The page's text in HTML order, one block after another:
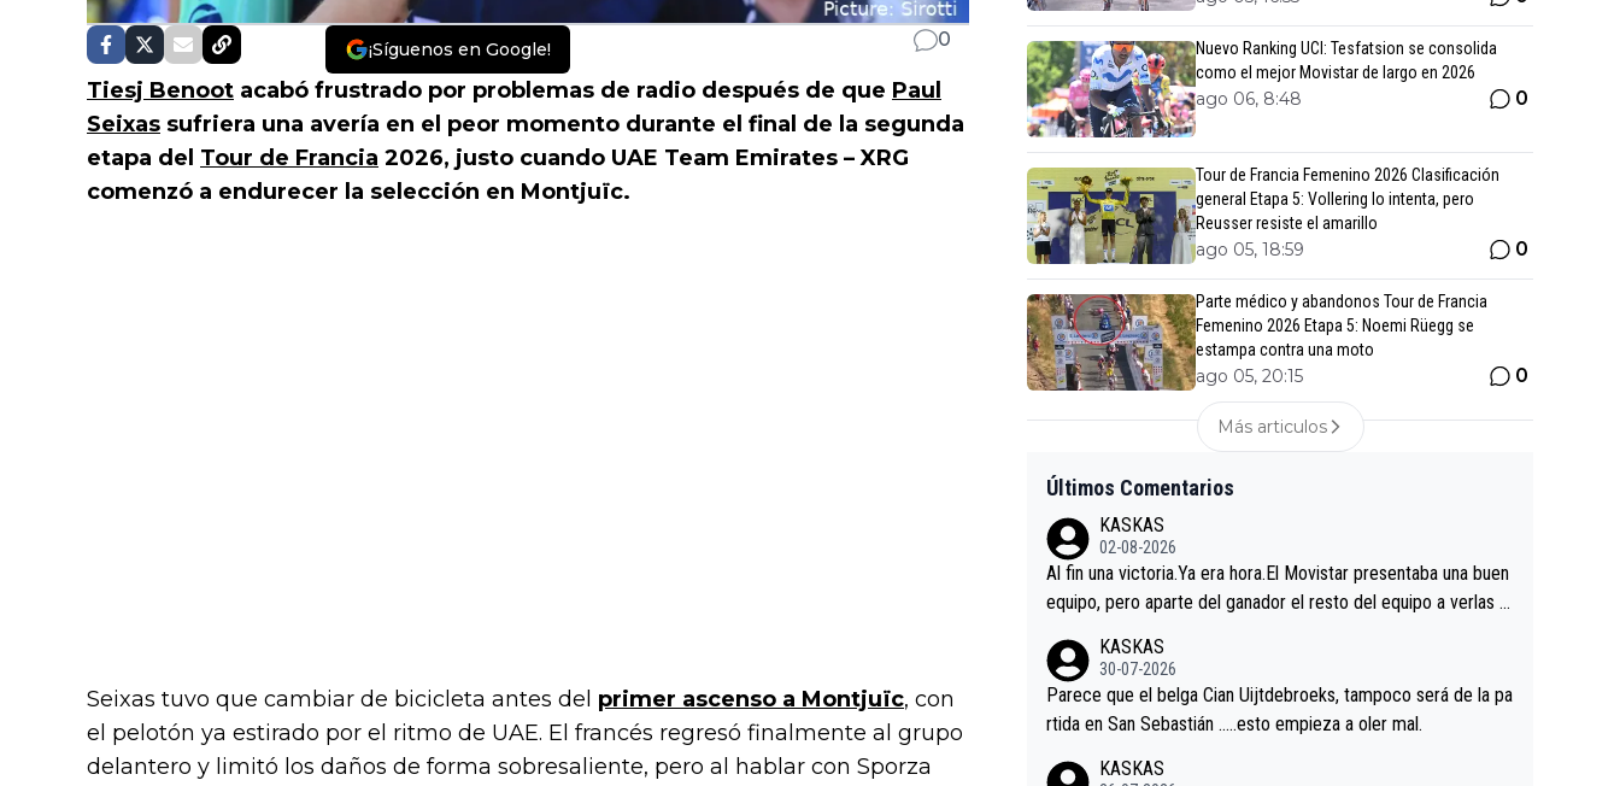
¡Síguenos en Google! 0
Tiesj Benoot acabó frustrado por problemas de radio después de que Paul
Seixas sufriera una avería en el peor momento durante el final de la segunda
etapa del Tour de Francia 2026, justo cuando UAE Team Emirates – XRG
comenzó a endurecer la selección en Montjuïc.
Seixas tuvo que cambiar de bicicleta antes del primer ascenso a Montjuïc, con
el pelotón ya estirado por el ritmo de UAE. El francés regresó finalmente al grupo
delantero y limitó los daños de forma sobresaliente, pero al hablar con Sporza
Nuevo Ranking UCI: Tesfatsion se consolida
como el mejor Movistar de largo en 2026
ago 06, 8:48 0
Tour de Francia Femenino 2026 Clasificación
general Etapa 5: Vollering lo intenta, pero
Reusser resiste el amarillo
ago 05, 18:59 0
Parte médico y abandonos Tour de Francia
Femenino 2026 Etapa 5: Noemi Rüegg se
estampa contra una moto
ago 05, 20:15 0
Más articulos
Últimos Comentarios
KASKAS
02-08-2026
Al fin una victoria.Ya era hora.El Movistar presentaba una buen
equipo, pero aparte del ganador el resto del equipo a verlas v
es.La única buena noticia es la mejoría de Enric Más en San S
ebastian.Si en la Vuelta a Burgos sigue la mejoría, podríamos t
ener alguna sorpresa en la Vuelta.Ojalá.
KASKAS
30-07-2026
Parece que el belga Cian Uijtdebroeks, tampoco será de la pa
rtida en San Sebastián …..esto empieza a oler mal.
KASKAS